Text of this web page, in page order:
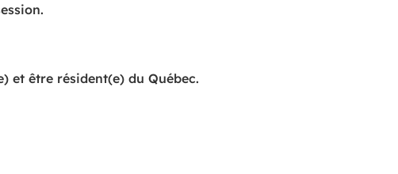
et être résident(e) du Québec.